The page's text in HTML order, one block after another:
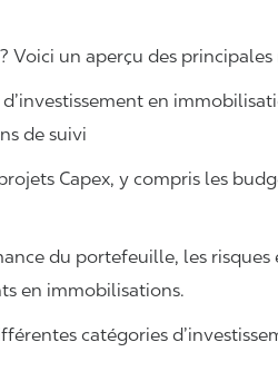
Voici un aperçu des
en
de suivi
Capex, y compris les
du portefeuille, les risques
en immobilisations.
catégories